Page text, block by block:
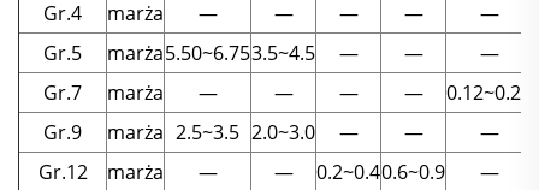
Gr.4
marża — — — — —
Gr.5
marża5.50~6.753.5~4.5 — — —
Gr.7
marża — — — — 0.12~0.25
Gr.9
marża 2.5~3.5 2.0~3.0 — — —
Gr.12
marża — — 0.2~0.40.6~0.9 —